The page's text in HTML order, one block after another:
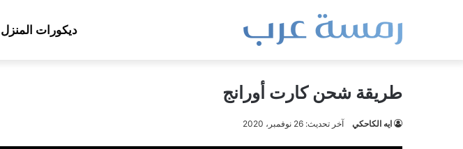
ديكورات المنزل
طريقة شحن كارت أورانج
ايه الكاحكي آخر تحديث: 26 نوفمبر، 2020